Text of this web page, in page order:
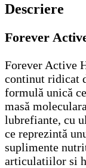
Descriere
Forever
Forever Active
continut ridicat
formulă unică
masă
lubrefiante, cu
ce reprezintă
suplimente
articulatiilor si